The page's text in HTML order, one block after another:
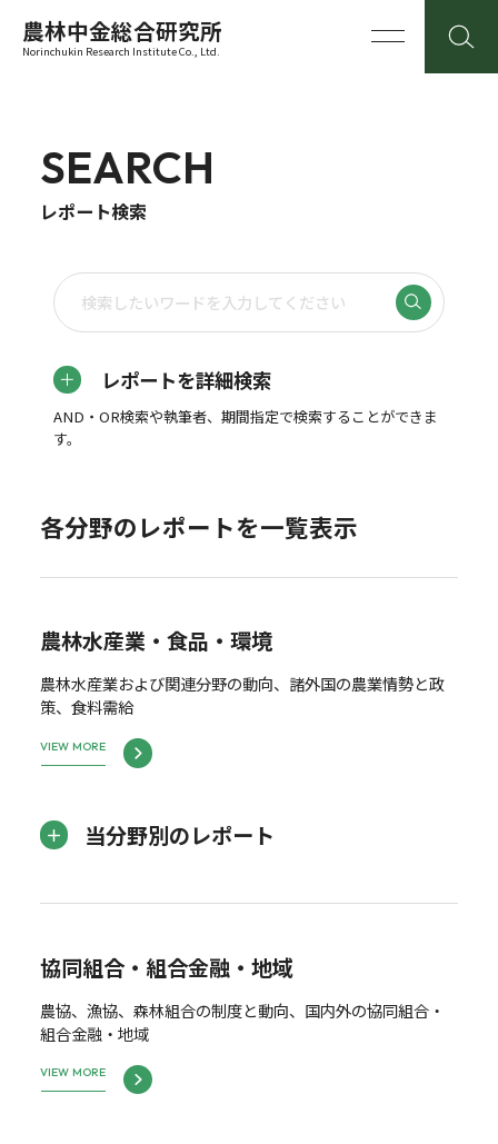
農林中金総合研究所
Norinchukin Research Institute Co., Ltd.
SEARCH
レポート検索
レポートを詳細検索
AND・OR検索や執筆者、期間指定で検索することができま
す。
各分野のレポートを一覧表示
農林水産業・食品・環境
農林水産業および関連分野の動向、諸外国の農業情勢と政
策、食料需給
VIEW MORE
当分野別のレポート
協同組合・組合金融・地域
農協、漁協、森林組合の制度と動向、国内外の協同組合・
組合金融・地域
VIEW MORE